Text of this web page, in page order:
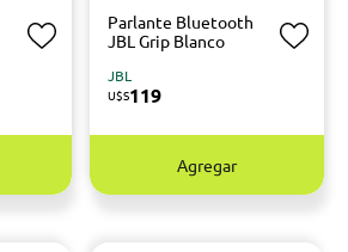
Parlante Bluetooth
JBL Grip Blanco
JBL
U$S119
Agregar